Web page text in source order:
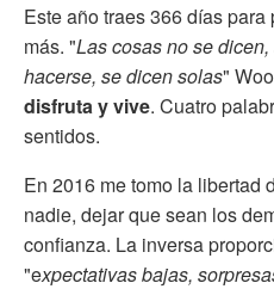
Este año traes 366 días
más. "Las cosas no se
hacerse, se dicen solas"
disfruta y vive. Cuatro
sentidos.
En 2016 me tomo la libertad
nadie, dejar que sean los
confianza. La inversa
"expectativas bajas,